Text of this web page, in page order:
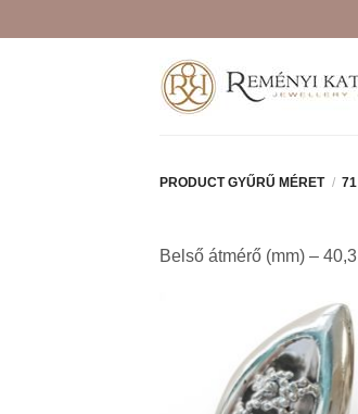
to
PRODUCT GYŰRŰ MÉRET / 71
Belső átmérő (mm) – 40,3